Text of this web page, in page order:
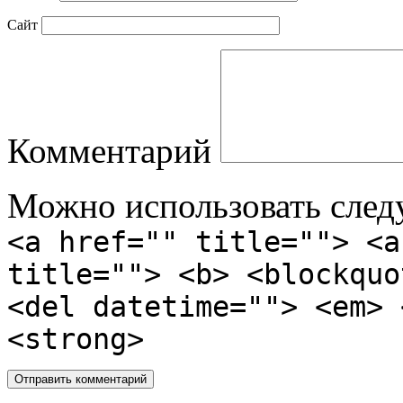
Сайт
Комментарий
Можно использовать
<a href="" title="">
title=""> <b>
<del datetime="">
<strong>